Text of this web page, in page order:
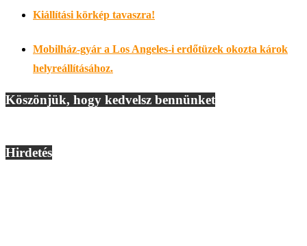
Kiállítási körkép tavaszra!
Mobilház-gyár a Los Angeles-i erdőtüzek okozta károk
helyreállításához.
Köszönjük, hogy kedvelsz bennünket
Hirdetés